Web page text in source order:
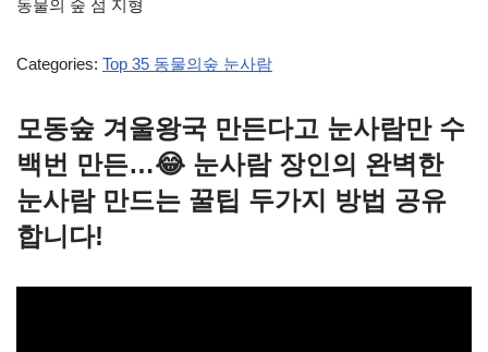
동물의 숲 섬 지형
Categories: Top 35 동물의숲 눈사람
모동숲 겨울왕국 만든다고 눈사람만 수
백번 만든…😂 눈사람 장인의 완벽한
눈사람 만드는 꿀팁 두가지 방법 공유
합니다!